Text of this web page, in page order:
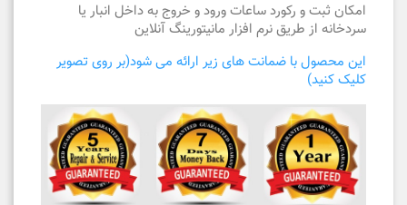
امکان ثبت و رکورد ساعات ورود و خروج به داخل انبار یا
سردخانه از طریق نرم افزار مانیتورینگ آنلاین
این محصول با ضمانت های زیر ارائه می شود(بر روی تصویر
کلیک کنید)